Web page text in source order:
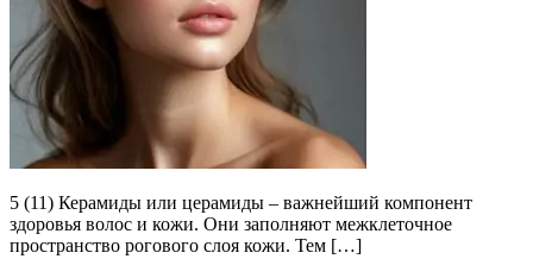
5 (11) Керамиды или церамиды – важнейший компонент
здоровья волос и кожи. Они заполняют межклеточное
пространство рогового слоя кожи. Тем […]